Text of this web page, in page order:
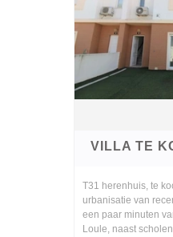
VILLA TE
T31 herenhuis, te
urbanisatie van
een paar minuten
Loule, naast